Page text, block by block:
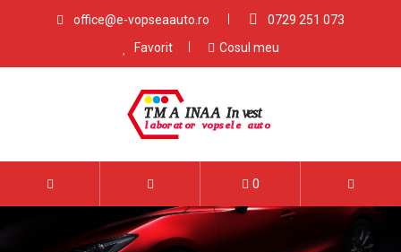
office@e-vopseaauto.ro
0729 251 073
Favorit
Cosul meu
0